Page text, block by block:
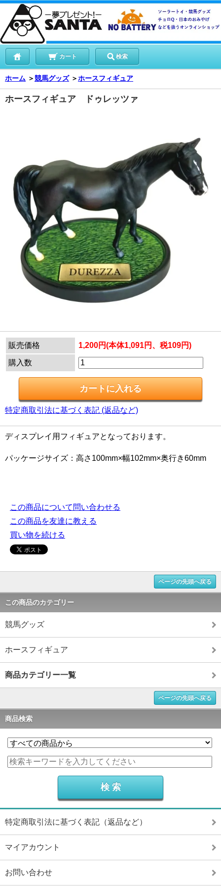
カート 検索
ホーム ＞競馬グッズ ＞ホースフィギュア
ホースフィギュア ドゥレッツァ
販売価格 1,200円(本体1,091円、税109円)
購入数
特定商取引法に基づく表記 (返品など)
ディスプレイ用フィギュアとなっております。
パッケージサイズ：高さ100mm×幅102mm×奥行き60mm
この商品について問い合わせる
この商品を友達に教える
買い物を続ける
ページの先頭へ戻る
この商品のカテゴリー
競馬グッズ
ホースフィギュア
商品カテゴリー一覧
ページの先頭へ戻る
商品検索
特定商取引法に基づく表記（返品など）
マイアカウント
お問い合わせ